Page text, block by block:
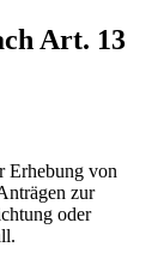
Art. 13
Erhebung von
zur
oder